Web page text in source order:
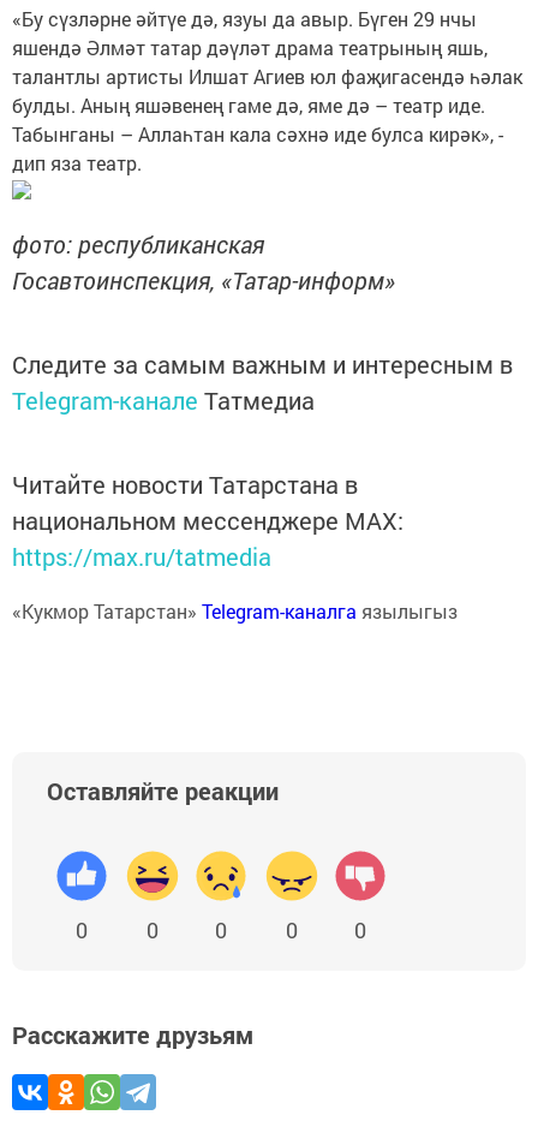
«Бу сүзләрне әйтүе дә, язуы да авыр. Бүген 29 нчы
яшендә Әлмәт татар дәүләт драма театрының яшь,
талантлы артисты Илшат Агиев юл фаҗигасендә һәлак
булды. Аның яшәвенең гаме дә, яме дә – театр иде.
Табынганы – Аллаһтан кала сәхнә иде булса кирәк», -
дип яза театр.
фото: республиканская
Госавтоинспекция, «Татар-информ»
Следите за самым важным и интересным в
Telegram-канале Татмедиа
Читайте новости Татарстана в
национальном мессенджере MАХ:
https://max.ru/tatmedia
«Кукмор Татарстан» Telegram-каналга язылыгыз
Оставляйте реакции
0 0 0 0 0
Расскажите друзьям